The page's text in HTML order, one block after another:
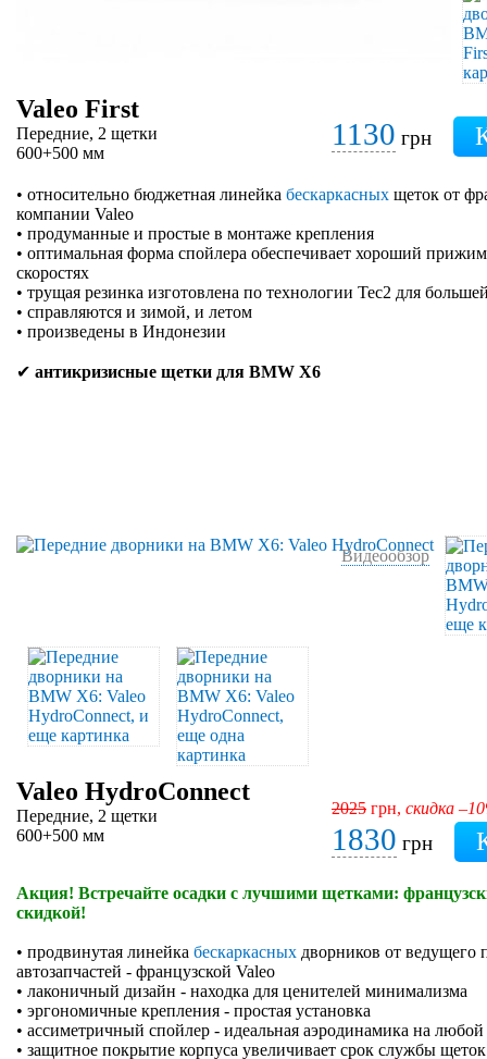
Valeo First
Передние, 2 щетки
600+500 мм
1130 грн
• относительно бюджетная линейка бескаркасных щеток от
компании Valeo
• продуманные и простые в монтаже крепления
• оптимальная форма спойлера обеспечивает хороший прижим
скоростях
• трущая резинка изготовлена по технологии Tec2 для
• справляются и зимой, и летом
• произведены в Индонезии
✔ антикризисные щетки для BMW X6
Видеообзор
Valeo HydroConnect
Передние, 2 щетки
600+500 мм
2025 грн, скидка
1830 грн
Акция! Встречайте осадки с лучшими щетками:
скидкой!
• продвинутая линейка бескаркасных дворников от ведущего
автозапчастей - французской Valeo
• лаконичный дизайн - находка для ценителей минимализма
• эргономичные крепления - простая установка
• ассиметричный спойлер - идеальная аэродинамика на любой
• защитное покрытие корпуса увеличивает срок службы щеток